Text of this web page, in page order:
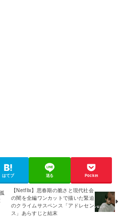
はてブ 送る Pocket
【Netflix】思春期の脆さと現代社会
の闇を全編ワンカットで描いた緊迫
のクライムサスペンス「アドレセン
ス」あらすじと結末